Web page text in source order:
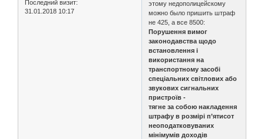
Последний визит:
31.01.2018 10:17
этому недополицейскому
можно было пришить штраф
не 425, а все 8500:
Порушення вимог
законодавства щодо
встановлення і
використання на
транспортному засобі
спеціальних світлових або
звукових сигнальних
пристроїв -
тягне за собою накладення
штрафу в розмірі п’ятисот
неоподатковуваних
мінімумів доходів